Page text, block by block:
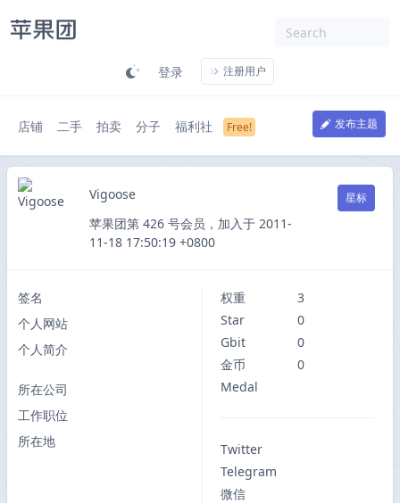
登录 注册用户
店铺 二手 拍卖 分子 福利社 发布主题
Vigoose
苹果团第 426 号会员，加入于 2011-
11-18 17:50:19 +0800
星标
签名
个人网站
个人简介
所在公司
工作职位
所在地
权重
3
Star
0
Gbit
0
金币
0
Medal
Twitter
Telegram
微信